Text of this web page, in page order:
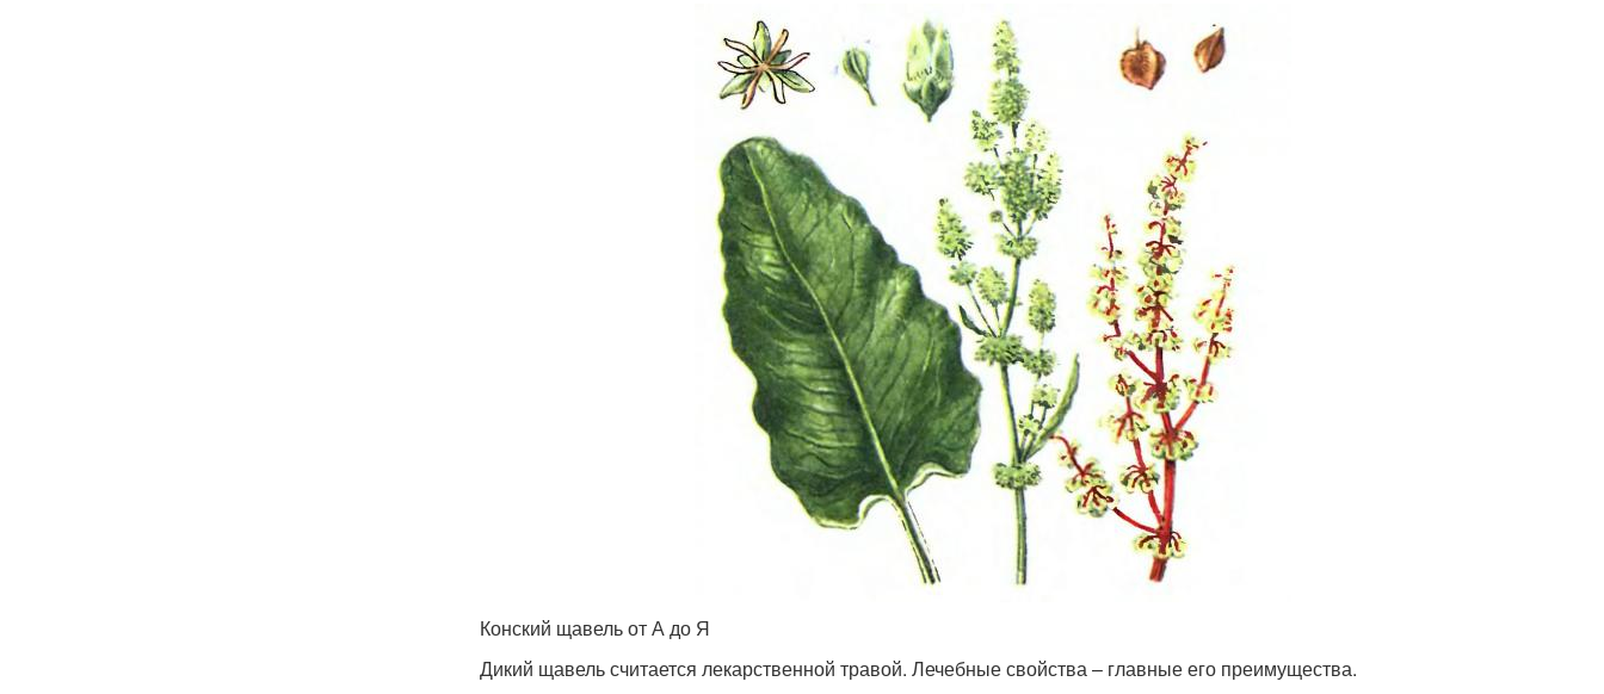
Конский щавель от А до Я
Дикий щавель считается лекарственной травой. Лечебные свойства – главные его преимущества.